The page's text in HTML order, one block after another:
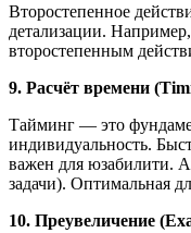
Второстепенное
детализации.
второстепенным
9. Расчёт времени
Тайминг — это
индивидуальность.
важен для юзабилити.
задачи). Оптимальная
10. Преувеличение